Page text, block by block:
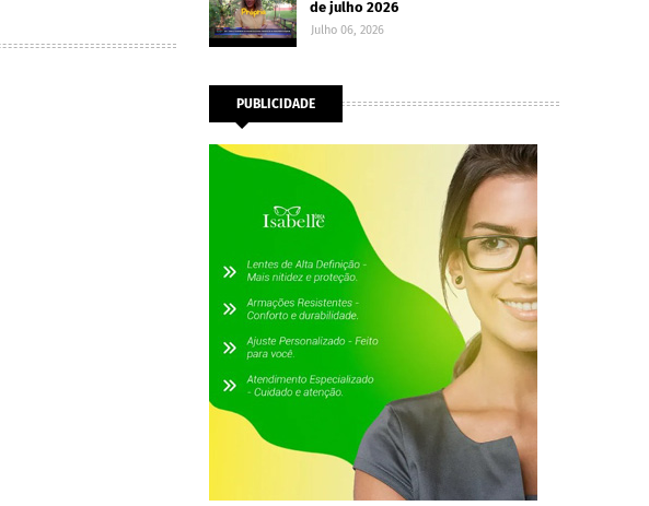
de julho 2026
Julho 06, 2026
PUBLICIDADE